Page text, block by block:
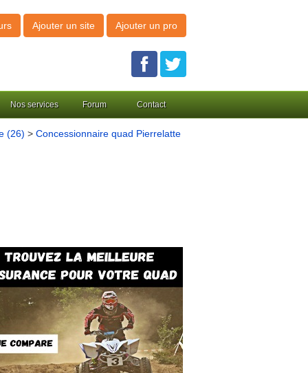
Ajouter un site Ajouter un pro
Nos services Forum Contact
(26) > Concessionnaire quad Pierrelatte